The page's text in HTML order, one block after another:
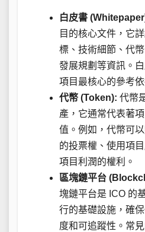
白皮書
目的核心文件，它
標、技術細節、代
發展規劃等資訊。
項目最核心的參考依
代幣 (Token): 代幣
產，它通常代表著
值。例如，代幣可
的投票權、使用項
項目利潤的權利。
區塊鏈平台
塊鏈平台是 ICO 的
行的基礎設施，確
度和可追蹤性。常